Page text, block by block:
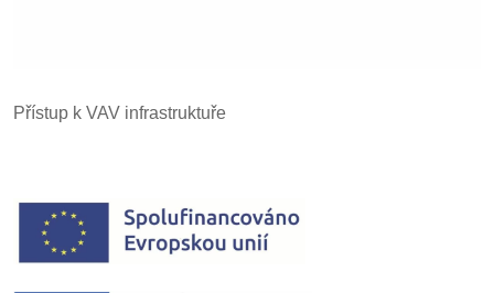
Přístup k VAV infrastruktuře